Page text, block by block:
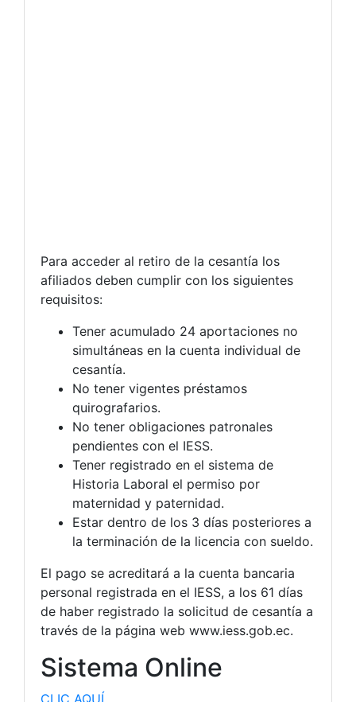
Para acceder al retiro de la cesantía los
afiliados deben cumplir con los siguientes
requisitos:
Tener acumulado 24 aportaciones no
simultáneas en la cuenta individual de
cesantía.
No tener vigentes préstamos
quirografarios.
No tener obligaciones patronales
pendientes con el IESS.
Tener registrado en el sistema de
Historia Laboral el permiso por
maternidad y paternidad.
Estar dentro de los 3 días posteriores a
la terminación de la licencia con sueldo.
El pago se acreditará a la cuenta bancaria
personal registrada en el IESS, a los 61 días
de haber registrado la solicitud de cesantía a
través de la página web www.iess.gob.ec.
Sistema Online
CLIC AQUÍ